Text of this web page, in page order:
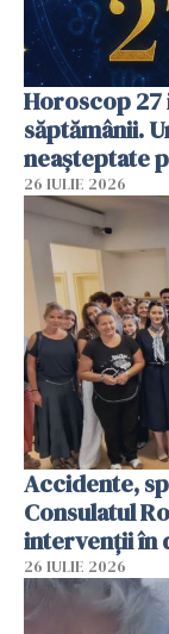
Horoscop 27
săptămânii.
neașteptate
26 IULIE 2026
Accidente,
Consulatul
intervenții în
26 IULIE 2026